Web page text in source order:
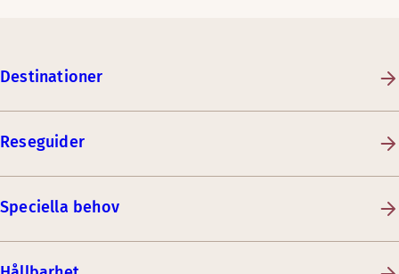
Destinationer
Reseguider
Speciella behov